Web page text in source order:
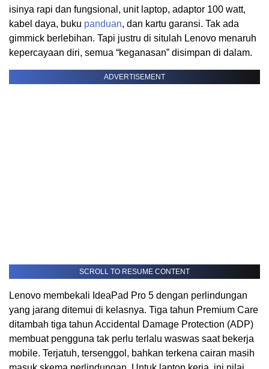
isinya rapi dan fungsional, unit laptop, adaptor 100 watt,
kabel daya, buku panduan, dan kartu garansi. Tak ada
gimmick berlebihan. Tapi justru di situlah Lenovo menaruh
kepercayaan diri, semua “keganasan” disimpan di dalam.
ADVERTISEMENT
SCROLL TO RESUME CONTENT
Lenovo membekali IdeaPad Pro 5 dengan perlindungan
yang jarang ditemui di kelasnya. Tiga tahun Premium Care
ditambah tiga tahun Accidental Damage Protection (ADP)
membuat pengguna tak perlu terlalu waswas saat bekerja
mobile. Terjatuh, tersenggol, bahkan terkena cairan masih